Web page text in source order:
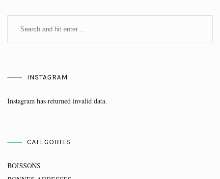
INSTAGRAM
Instagram has returned invalid data.
CATEGORIES
BOISSONS